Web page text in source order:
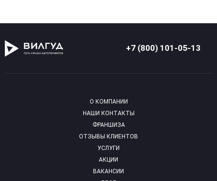
+7 (800) 101-05-13
О КОМПАНИИ
НАШИ КОНТАКТЫ
ФРАНШИЗА
ОТЗЫВЫ КЛИЕНТОВ
УСЛУГИ
АКЦИИ
ВАКАНСИИ